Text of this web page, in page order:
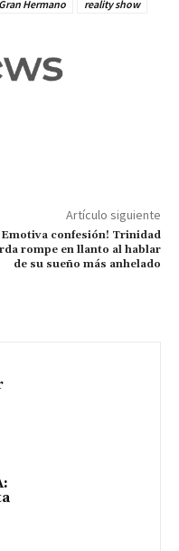
Hermano reality show
Artículo siguiente
confesión! Trinidad
rompe en llanto al hablar
de su sueño más anhelado